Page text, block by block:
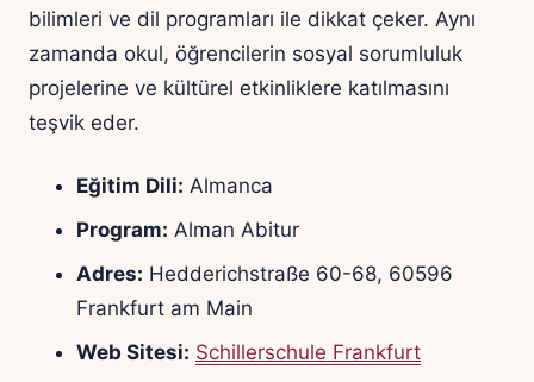
bilimleri ve dil programları ile dikkat çeker. Aynı
zamanda okul, öğrencilerin sosyal sorumluluk
projelerine ve kültürel etkinliklere katılmasını
teşvik eder.
Eğitim Dili: Almanca
Program: Alman Abitur
Adres: Hedderichstraße 60-68, 60596
Frankfurt am Main
Web Sitesi: Schillerschule Frankfurt